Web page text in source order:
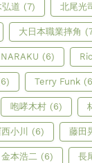
道 (7) 北尾光
大日本職業摔角
NARAKU (6)
Terry Funk
咆哮木村 (6)
小川 (6) 藤田
金本浩二 (6) 長